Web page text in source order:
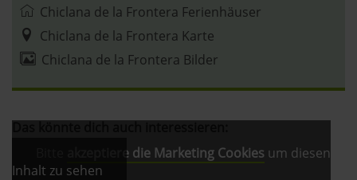
»Cookies«, »Marketing« und »Statistik«) erhältst du in
der Datenschutzerklärung.
Chiclana de la Frontera Ferienhäuser
Chiclana de la Frontera Karte
Chiclana de la Frontera Bilder
akzeptiere die Marketing Cookies um diesen
Inhalt zu sehen